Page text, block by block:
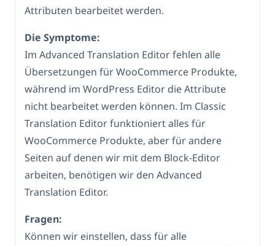
Attributen bearbeitet werden.
Die Symptome:
Im Advanced Translation Editor fehlen alle
Übersetzungen für WooCommerce Produkte,
während im WordPress Editor die Attribute
nicht bearbeitet werden können. Im Classic
Translation Editor funktioniert alles für
WooCommerce Produkte, aber für andere
Seiten auf denen wir mit dem Block-Editor
arbeiten, benötigen wir den Advanced
Translation Editor.
Fragen:
Können wir einstellen, dass für alle